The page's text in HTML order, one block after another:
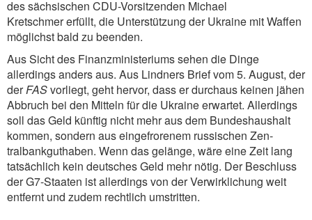
des sächsischen CDU-Vorsitzenden Michael
Kretschmer erfüllt, die Unterstützung der Ukraine mit Waffen
möglichst bald zu beenden.
Aus Sicht des Finanzministeriums sehen die Dinge
allerdings anders aus. Aus Lindners Brief vom 5. August, der
derFASvorliegt, geht hervor, dass er durchaus keinen jähen
Abbruch bei den Mitteln für die Ukraine erwartet. Allerdings
soll das Geld künftig nicht mehr aus dem Bundeshaushalt
kommen, sondern aus eingefrorenem russischen Zen­
tralbankguthaben. Wenn das gelänge, wäre eine Zeit lang
tatsächlich kein deutsches Geld mehr nötig. Der Beschluss
der G7-Staaten ist allerdings von der Verwirklichung weit
entfernt und zudem rechtlich umstritten.